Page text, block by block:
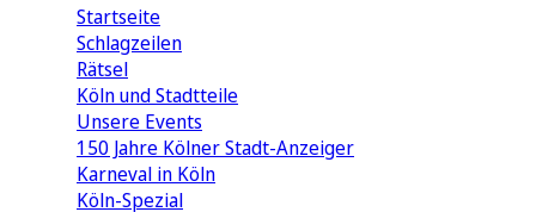
Startseite
Schlagzeilen
Rätsel
Köln und Stadtteile
Unsere Events
150 Jahre Kölner Stadt-Anzeiger
Karneval in Köln
Köln-Spezial